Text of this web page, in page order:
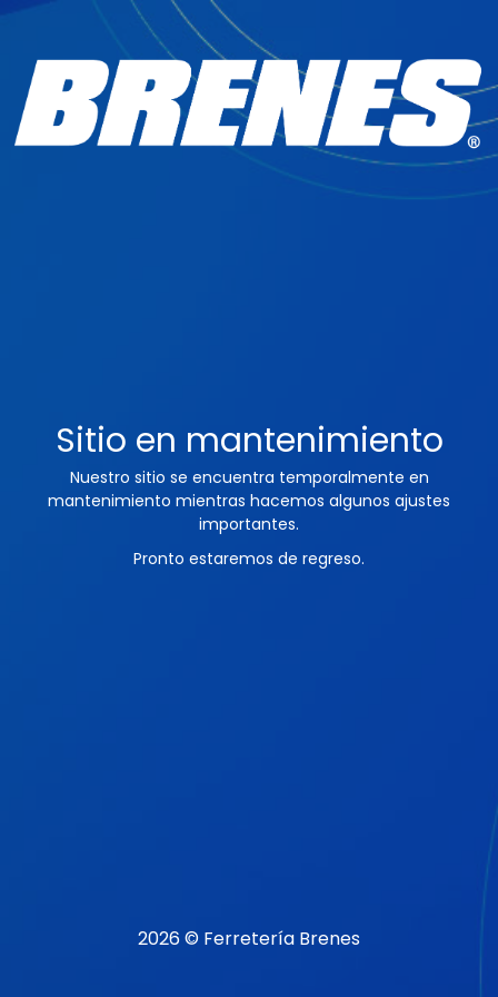
Sitio en mantenimiento
Nuestro sitio se encuentra temporalmente en
mantenimiento mientras hacemos algunos ajustes
importantes.
Pronto estaremos de regreso.
2026 © Ferretería Brenes